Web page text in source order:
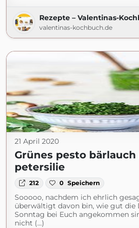
Rezepte – Valentinas-
valentinas-kochbuch.de
21 April 2020
Grünes pesto bärlauch
petersilie
212 0 Speichern
Sooooo, nachdem ich ehrlich
überwältigt davon bin, wie gut die
Sonntag bei Euch angekommen
nicht (...)